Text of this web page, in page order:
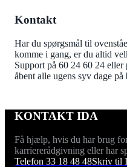
Kontakt
Har du spørgsmål til
komme i gang, er du altid
Support på 60 24 60 24 eller
åbent alle ugens syv dage
KONTAKT IDA
Få hjælp, hvis du har brug
karriererådgivning eller har
Telefon 33 18 48 48Skriv til